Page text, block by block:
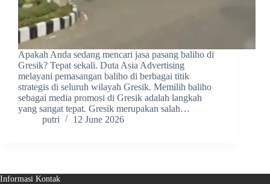
Apakah Anda sedang mencari jasa pasang baliho di
Gresik? Tepat sekali. Duta Asia Advertising
melayani pemasangan baliho di berbagai titik
strategis di seluruh wilayah Gresik. Memilih baliho
sebagai media promosi di Gresik adalah langkah
yang sangat tepat. Gresik merupakan salah…
putri
12 June 2026
Informasi Kontak